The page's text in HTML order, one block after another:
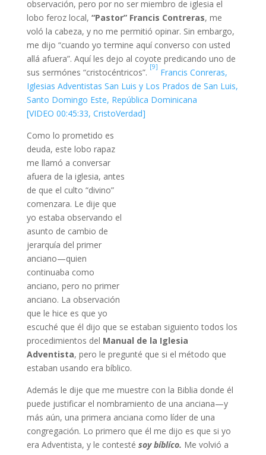
observación, pero por no ser miembro de iglesia el
lobo feroz local, “Pastor” Francis Contreras, me
voló la cabeza, y no me permitió opinar. Sin embargo,
me dijo “cuando yo termine aquí converso con usted
allá afuera”. Aquí les dejo al coyote predicando uno de
sus sermónes “cristocéntricos”.
[9]
Francis Conreras,
Iglesias Adventistas San Luis y Los Prados de San Luis,
Santo Domingo Este, República Dominicana
[VIDEO 00:45:33, CristoVerdad]
Como lo prometido es
deuda, este lobo rapaz
me llamó a conversar
afuera de la iglesia, antes
de que el culto “divino”
comenzara. Le dije que
yo estaba observando el
asunto de cambio de
jerarquía del primer
anciano—quien
continuaba como
anciano, pero no primer
anciano. La observación
que le hice es que yo
escuché que él dijo que se estaban siguiento todos los
procedimientos del Manual de la Iglesia
Adventista, pero le pregunté que si el método que
estaban usando era bíblico.
Además le dije que me muestre con la Biblia donde él
puede justificar el nombramiento de una anciana—y
más aún, una primera anciana como líder de una
congregación. Lo primero que él me dijo es que si yo
era Adventista, y le contesté soy bíblíco. Me volvió a